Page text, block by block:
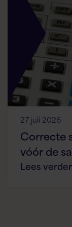
27 juli 2026
Correcte
vóór de
Lees verder